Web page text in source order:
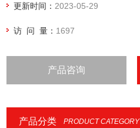
更新时间： 2023-05-29
访 问 量： 1697
产品咨询
产品分类 PRODUCT CATEGORY